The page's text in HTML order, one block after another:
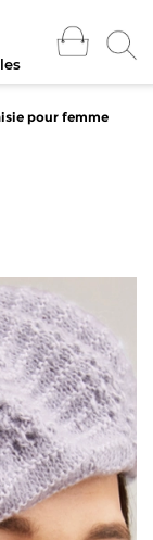
pour femme